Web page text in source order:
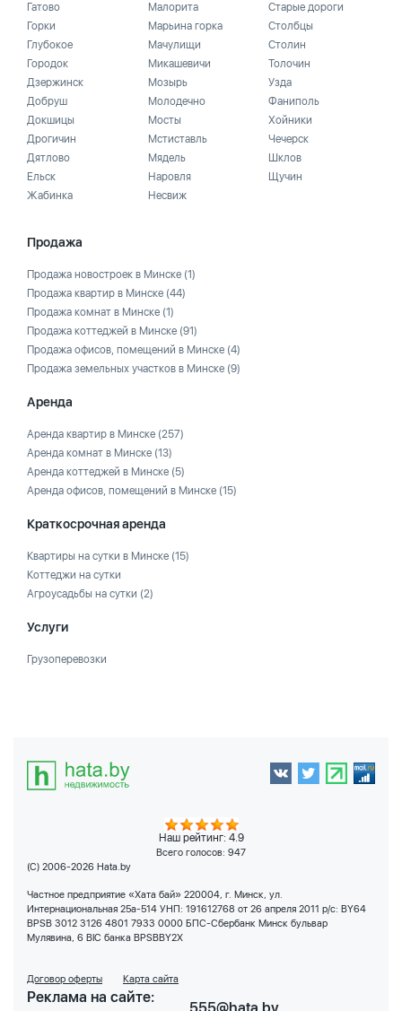
Гатово
Горки
Глубокое
Городок
Дзержинск
Добруш
Докшицы
Дрогичин
Дятлово
Ельск
Жабинка
Малорита
Марьина горка
Мачулищи
Микашевичи
Мозырь
Молодечно
Мосты
Мстиставль
Мядель
Наровля
Несвиж
Старые дороги
Столбцы
Столин
Толочин
Узда
Фаниполь
Хойники
Чечерск
Шклов
Щучин
Продажа
Продажа новостроек в Минске (1)
Продажа квартир в Минске (44)
Продажа комнат в Минске (1)
Продажа коттеджей в Минске (91)
Продажа офисов, помещений в Минске (4)
Продажа земельных участков в Минске (9)
Аренда
Аренда квартир в Минске (257)
Аренда комнат в Минске (13)
Аренда коттеджей в Минске (5)
Аренда офисов, помещений в Минске (15)
Краткосрочная аренда
Квартиры на сутки в Минске (15)
Коттеджи на сутки
Агроусадьбы на сутки (2)
Услуги
Грузоперевозки
Наш рейтинг: 4.9
Всего голосов: 947
(C) 2006-2026 Hata.by
Частное предприятие «Хата бай» 220004, г. Минск, ул.
Интернациональная 25а-514 УНП: 191612768 от 26 апреля 2011 р/с: BY64
BPSB 3012 3126 4801 7933 0000 БПС-Сбербанк Минск бульвар
Мулявина, 6 BIC банка BPSBBY2X
Договор оферты Карта сайта
Реклама на сайте: